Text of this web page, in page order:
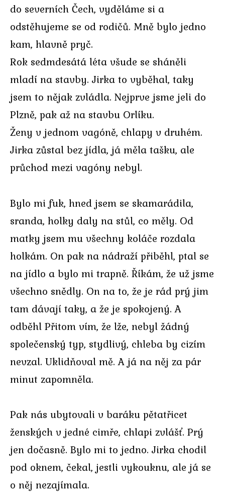
do severních Čech, vyděláme si a
odstěhujeme se od rodičů. Mně bylo jedno
kam, hlavně pryč.
Rok sedmdesátá léta všude se sháněli
mladí na stavby. Jirka to vyběhal, taky
jsem to nějak zvládla. Nejprve jsme jeli do
Plzně, pak až na stavbu Orlíku.
Ženy v jednom vagóně, chlapy v druhém.
Jirka zůstal bez jídla, já měla tašku, ale
průchod mezi vagóny nebyl.
Bylo mi fuk, hned jsem se skamarádila,
sranda, holky daly na stůl, co měly. Od
matky jsem mu všechny koláče rozdala
holkám. On pak na nádraží přiběhl, ptal se
na jídlo a bylo mi trapně. Říkám, že už jsme
všechno snědly. On na to, že je rád prý jim
tam dávají taky, a že je spokojený. A
odběhl Přitom vím, že lže, nebyl žádný
společenský typ, stydlivý, chleba by cizím
nevzal. Uklidňoval mě. A já na něj za pár
minut zapomněla.
Pak nás ubytovali v baráku pětatřicet
ženských v jedné cimře, chlapi zvlášť. Prý
jen dočasně. Bylo mi to jedno. Jirka chodil
pod oknem, čekal, jestli vykouknu, ale já se
o něj nezajímala.